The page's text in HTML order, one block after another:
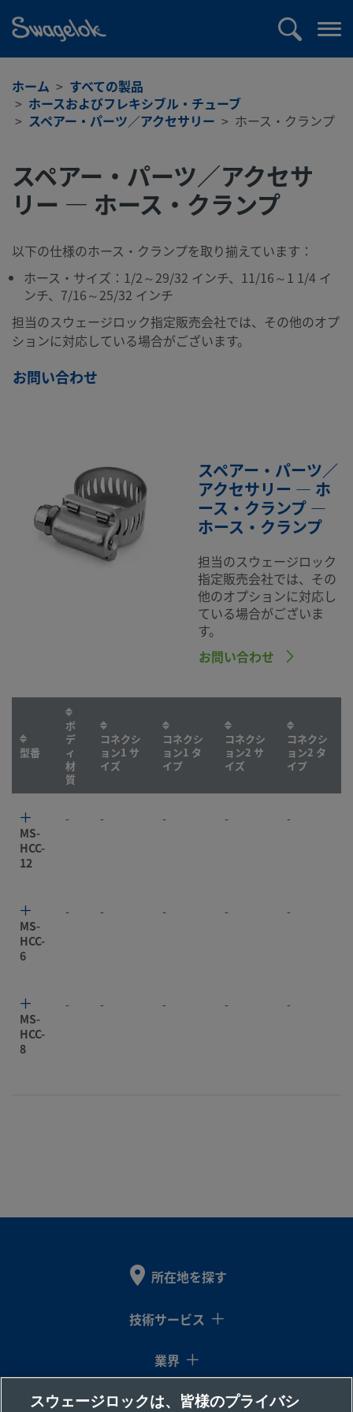
を
ホーム
すべての製品
ホースおよびフレキシブル・チューブ
スペアー・パーツ／アクセサリー
ホース・クランプ
スペアー・パーツ／アクセサ
リー — ホース・クランプ
以下の仕様のホース・クランプを取り揃えています：
ホース・サイズ：1/2～29/32 インチ、11/16～1 1/4 イ
ンチ、7/16～25/32 インチ
担当のスウェージロック指定販売会社では、その他のオプ
ションに対応している場合がございます。
お問い合わせ
スペアー・パーツ／
アクセサリー — ホ
ース・クランプ —
ホース・クランプ
担当のスウェージロック
指定販売会社では、その
他のオプションに対応し
ている場合がございま
す。
お問い合わせ
型番
ボ
デ
ィ
材
質
コネクシ
ョン1 サ
イズ
コネクシ
ョン1 タ
イプ
コネクシ
ョン2 サ
イズ
コネクシ
ョン2 タ
イプ
MS-
HCC-
12
- - - - -
MS-
HCC-
6
- - - - -
MS-
HCC-
8
- - - - -
所在地を探す
技術サービス
業界
コラム
スウェージロックは、皆様のプライバシ